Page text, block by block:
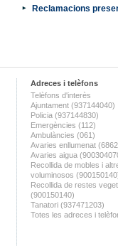
Reclamacions
Adreces i telèfons
Telèfons d'interès
Ajuntament (937144040)
Policia (937144830)
Emergències (112)
Ambulàncies (061)
Avaries enllumenat
Avaries aigua
Recollida de mobles i
voluminosos
Recollida de restes
(900150140)
Tanatori (937471203)
Totes les adreces i